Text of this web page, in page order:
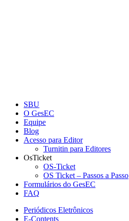
SBU
O GesEC
Equipe
Blog
Acesso para Editor
Turnitin para Editores
OsTicket
OS-Ticket
OS Ticket – Passos a Passo
Formulários do GesEC
FAQ
Periódicos Eletrônicos
E-Contents